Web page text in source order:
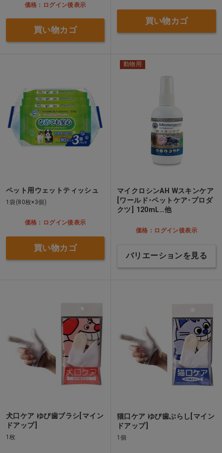
価格：ログイン後表示
買い物カゴ
買い物カゴ
ペット用ウェットティッシュ
1袋(80枚×3個)
価格：ログイン後表示
買い物カゴ
動物用
マイクロシンAH Wスキンケア
[ワールド･ペットケア･プロダ
クツ] 120mL…他
価格：ログイン後表示
バリエーションを見る
犬口ケア ゆび歯ブラシ[マイン
ドアップ]
1枚
猫口ケア ゆび歯ぶらし[マイン
ドアップ]
1個